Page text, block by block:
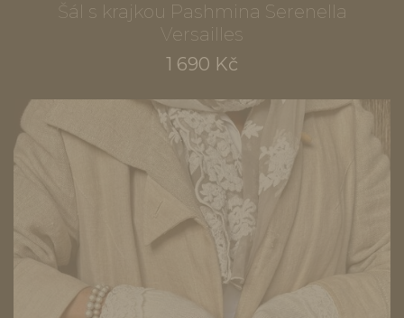
Šál s krajkou Pashmina Serenella
Versailles
1 690 Kč